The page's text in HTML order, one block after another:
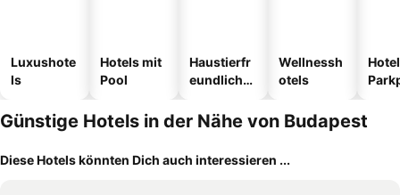
Luxushote
ls
Hotels mit
Pool
Haustierfr
eundliche
Wellnessh
otels
Günstige Hotels in der Nähe von Budapest
Diese Hotels könnten Dich auch interessieren ...